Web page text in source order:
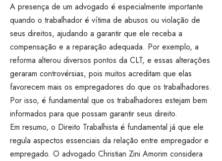
A presença de um advogado é especialmente importante
quando o trabalhador é vítima de abusos ou violação de
seus direitos, ajudando a garantir que ele receba a
compensação e a reparação adequada. Por exemplo, a
reforma alterou diversos pontos da CLT, e essas alterações
geraram controvérsias, pois muitos acreditam que elas
favorecem mais os empregadores do que os trabalhadores.
Por isso, é fundamental que os trabalhadores estejam bem
informados para que possam garantir seus direito.
Em resumo, o Direito Trabalhista é fundamental já que ele
regula aspectos essenciais da relação entre empregador e
empregado. O advogado Christian Zini Amorim considera